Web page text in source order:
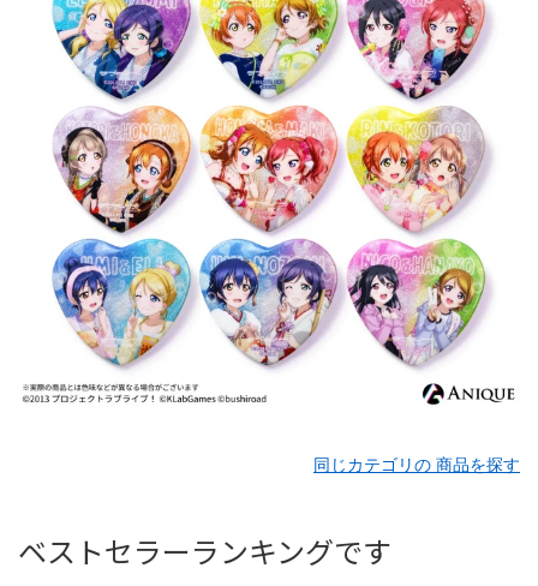
同じカテゴリの 商品を探す
ベストセラーランキングです